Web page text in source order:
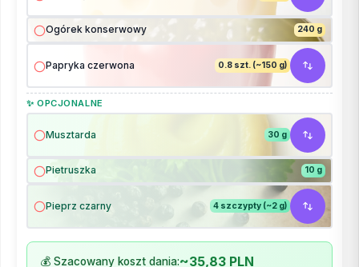
Ogórek konserwowy 240 g
Papryka czerwona 0.8 szt. (~150 g)
✨ OPCJONALNE
Musztarda 30 g
Pietruszka 10 g
Pieprz czarny 4 szczypty (~2 g)
💰 Szacowany koszt dania:~35,83 PLN